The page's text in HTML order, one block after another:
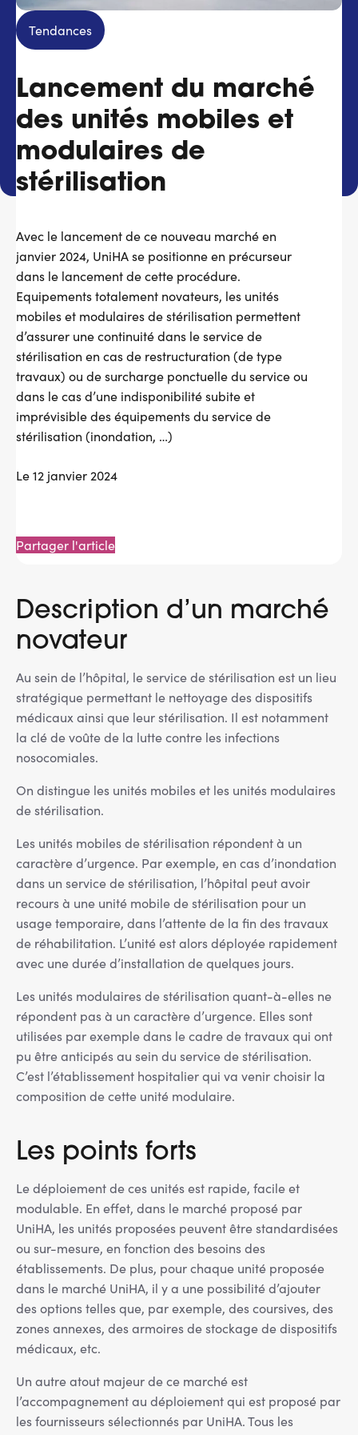
Services adhérents
Top
Fournisseurs
Recrutement
Espace presse
Tendances
Lancement du marché
des unités mobiles et
modulaires de
stérilisation
Avec le lancement de ce nouveau marché en
janvier 2024, UniHA se positionne en précurseur
dans le lancement de cette procédure.
Equipements totalement novateurs, les unités
mobiles et modulaires de stérilisation permettent
d’assurer une continuité dans le service de
stérilisation en cas de restructuration (de type
travaux) ou de surcharge ponctuelle du service ou
dans le cas d’une indisponibilité subite et
imprévisible des équipements du service de
stérilisation (inondation, …)
Le 12 janvier 2024
Partager l'article
d'état
Description d’un marché
novateur
Au sein de l’hôpital, le service de stérilisation est un lieu
stratégique permettant le nettoyage des dispositifs
médicaux ainsi que leur stérilisation. Il est notamment
la clé de voûte de la lutte contre les infections
nosocomiales.
On distingue les unités mobiles et les unités modulaires
de stérilisation.
Les unités mobiles de stérilisation répondent à un
caractère d’urgence. Par exemple, en cas d’inondation
dans un service de stérilisation, l’hôpital peut avoir
recours à une unité mobile de stérilisation pour un
usage temporaire, dans l’attente de la fin des travaux
de réhabilitation. L’unité est alors déployée rapidement
avec une durée d’installation de quelques jours.
Les unités modulaires de stérilisation quant-à-elles ne
répondent pas à un caractère d’urgence. Elles sont
utilisées par exemple dans le cadre de travaux qui ont
pu être anticipés au sein du service de stérilisation.
C’est l’établissement hospitalier qui va venir choisir la
composition de cette unité modulaire.
Les points forts
Le déploiement de ces unités est rapide, facile et
modulable. En effet, dans le marché proposé par
UniHA, les unités proposées peuvent être standardisées
ou sur-mesure, en fonction des besoins des
établissements. De plus, pour chaque unité proposée
dans le marché UniHA, il y a une possibilité d’ajouter
des options telles que, par exemple, des coursives, des
zones annexes, des armoires de stockage de dispositifs
médicaux, etc.
Un autre atout majeur de ce marché est
l’accompagnement au déploiement qui est proposé par
les fournisseurs sélectionnés par UniHA. Tous les